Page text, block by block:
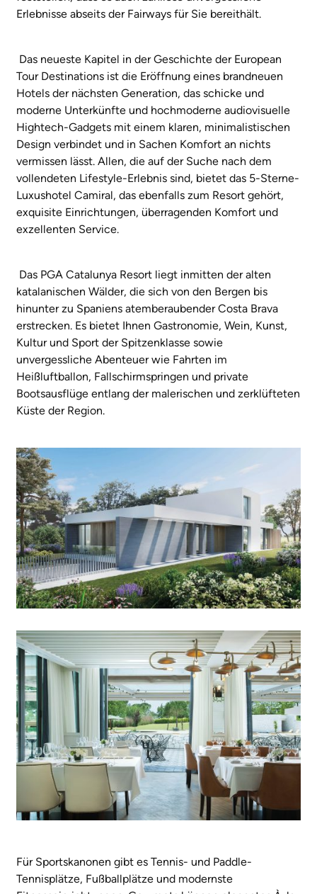
Erlebnisse abseits der Fairways für Sie bereithält.
Das neueste Kapitel in der Geschichte der European
Tour Destinations ist die Eröffnung eines brandneuen
Hotels der nächsten Generation, das schicke und
moderne Unterkünfte und hochmoderne audiovisuelle
Hightech-Gadgets mit einem klaren, minimalistischen
Design verbindet und in Sachen Komfort an nichts
vermissen lässt. Allen, die auf der Suche nach dem
vollendeten Lifestyle-Erlebnis sind, bietet das 5-Sterne-
Luxushotel Camiral, das ebenfalls zum Resort gehört,
exquisite Einrichtungen, überragenden Komfort und
exzellenten Service.
Das PGA Catalunya Resort liegt inmitten der alten
katalanischen Wälder, die sich von den Bergen bis
hinunter zu Spaniens atemberaubender Costa Brava
erstrecken. Es bietet Ihnen Gastronomie, Wein, Kunst,
Kultur und Sport der Spitzenklasse sowie
unvergessliche Abenteuer wie Fahrten im
Heißluftballon, Fallschirmspringen und private
Bootsausflüge entlang der malerischen und zerklüfteten
Küste der Region.
Für Sportskanonen gibt es Tennis- und Paddle-
Tennisplätze, Fußballplätze und modernste